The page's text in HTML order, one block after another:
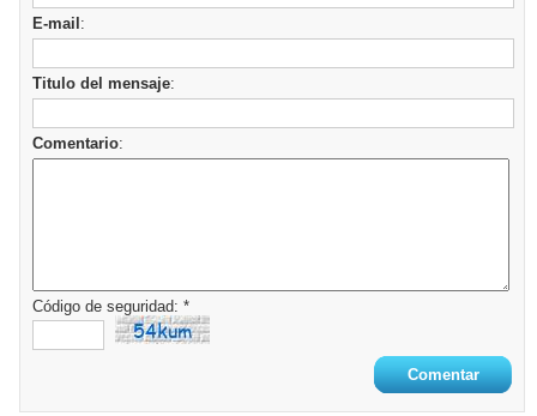
E-mail :
Titulo del mensaje:
Comentario:
Código de seguridad: *